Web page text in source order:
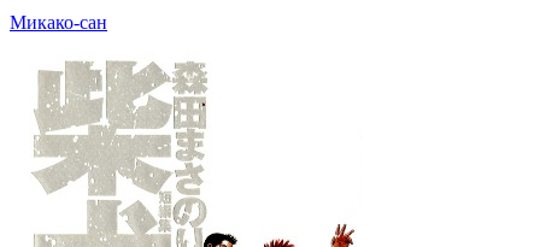
Микако-сан